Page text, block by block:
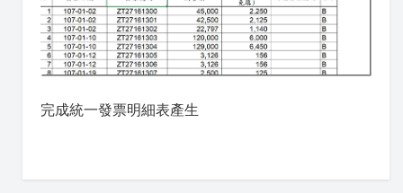
完成統一發票明細表產生